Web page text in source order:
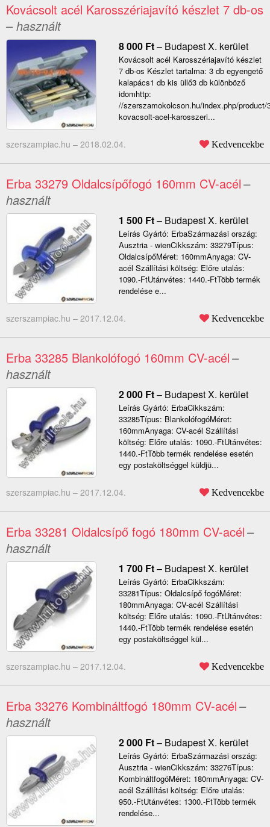
Kovácsolt acél Karosszériajavító készlet 7 db-os
– használt
8 000 Ft– Budapest X. kerület
Kovácsolt acél Karosszériajavító készlet
7 db-os Készlet tartalma: 3 db egyengető
kalapács1 db kis üllő3 db különböző
idomhttp:
//szerszamokolcson.hu/index.php/product/
kovacsolt-acel-karosszeri...
szerszampiac.hu – 2018.02.04. Kedvencekbe
Erba 33279 Oldalcsípőfogó 160mm CV-acél–
használt
1 500 Ft– Budapest X. kerület
Leírás Gyártó: ErbaSzármazási ország:
Ausztria - wienCikkszám: 33279Típus:
OldalcsípőMéret: 160mmAnyaga: CV-
acél Szállítási költség: Előre utalás:
1090.-FtUtánvétes: 1440.-FtTöbb termék
rendelése e...
szerszampiac.hu – 2017.12.04. Kedvencekbe
Erba 33285 Blankolófogó 160mm CV-acél–
használt
2 000 Ft– Budapest X. kerület
Leírás Gyártó: ErbaCikkszám:
33285Típus: BlankolófogóMéret:
160mmAnyaga: CV-acél Szállítási
költség: Előre utalás: 1090.-FtUtánvétes:
1440.-FtTöbb termék rendelése esetén
egy postaköltséggel küldjü...
szerszampiac.hu – 2017.12.04. Kedvencekbe
Erba 33281 Oldalcsípő fogó 180mm CV-acél–
használt
1 700 Ft– Budapest X. kerület
Leírás Gyártó: ErbaCikkszám:
33281Típus: Oldalcsípő fogóMéret:
180mmAnyaga: CV-acél Szállítási
költség: Előre utalás: 1090.-FtUtánvétes:
1440.-FtTöbb termék rendelése esetén
egy postaköltséggel kül...
szerszampiac.hu – 2017.12.04. Kedvencekbe
Erba 33276 Kombináltfogó 180mm CV-acél–
használt
2 000 Ft– Budapest X. kerület
Leírás Gyártó: ErbaSzármazási ország:
Ausztria - wienCikkszám: 33276Típus:
KombináltfogóMéret: 180mmAnyaga: CV-
acél Szállítási költség: Előre utalás:
950.-FtUtánvétes: 1300.-FtTöbb termék
rendelése...